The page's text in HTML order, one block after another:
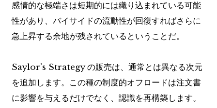
感情的な極端さは短期的には織り込まれている可能
性があり、バイサイドの流動性が回復すればさらに
急上昇する余地が残されているということだ。
Saylor’s Strategy の販売は、通常とは異なる次元
を追加します。この種の制度的オフロードは注文書
に影響を与えるだけでなく、認識を再構築します。